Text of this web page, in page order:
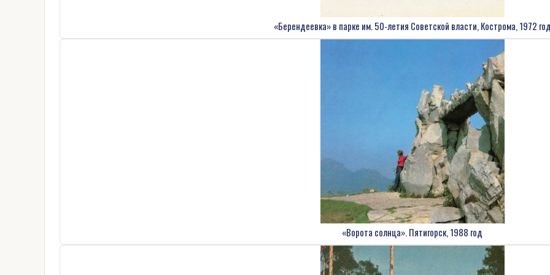
«Берендеевка» в парке им. 50-летия Советской власти, Кострома, 1972
«Ворота солнца». Пятигорск, 1988 год